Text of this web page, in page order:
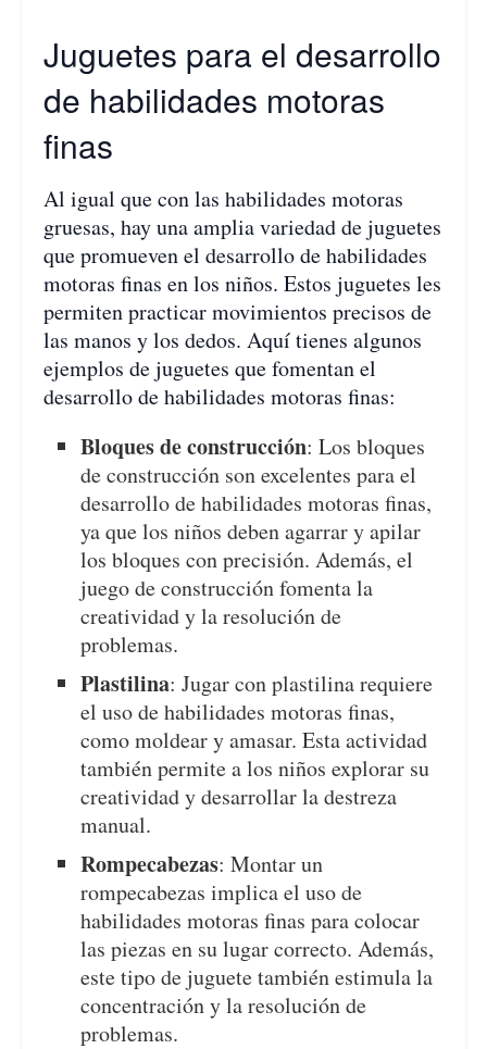
Juguetes para el desarrollo
de habilidades motoras
finas
Al igual que con las habilidades motoras
gruesas, hay una amplia variedad de juguetes
que promueven el desarrollo de habilidades
motoras finas en los niños. Estos juguetes les
permiten practicar movimientos precisos de
las manos y los dedos. Aquí tienes algunos
ejemplos de juguetes que fomentan el
desarrollo de habilidades motoras finas:
Bloques de construcción: Los bloques
de construcción son excelentes para el
desarrollo de habilidades motoras finas,
ya que los niños deben agarrar y apilar
los bloques con precisión. Además, el
juego de construcción fomenta la
creatividad y la resolución de
problemas.
Plastilina: Jugar con plastilina requiere
el uso de habilidades motoras finas,
como moldear y amasar. Esta actividad
también permite a los niños explorar su
creatividad y desarrollar la destreza
manual.
Rompecabezas: Montar un
rompecabezas implica el uso de
habilidades motoras finas para colocar
las piezas en su lugar correcto. Además,
este tipo de juguete también estimula la
concentración y la resolución de
problemas.